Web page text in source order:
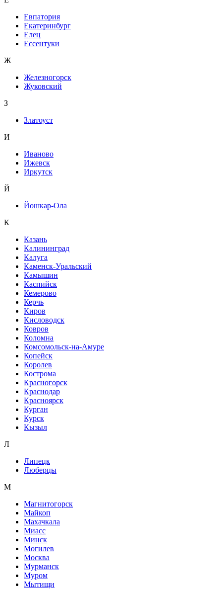
Евпатория
Екатеринбург
Елец
Ессентуки
Ж
Железногорск
Жуковский
З
Златоуст
И
Иваново
Ижевск
Иркутск
Й
Йошкар-Ола
К
Казань
Калининград
Калуга
Каменск-Уральский
Камышин
Каспийск
Кемерово
Керчь
Киров
Кисловодск
Ковров
Коломна
Комсомольск-на-Амуре
Копейск
Королев
Кострома
Красногорск
Краснодар
Красноярск
Курган
Курск
Кызыл
Л
Липецк
Люберцы
М
Магнитогорск
Майкоп
Махачкала
Миасс
Минск
Могилев
Москва
Мурманск
Муром
Мытищи